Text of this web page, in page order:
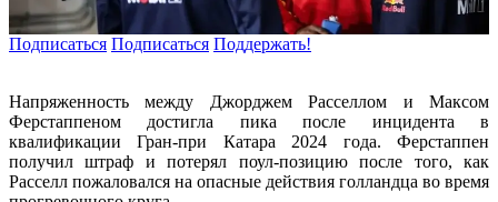
Подписаться Подписаться Поддержать!
Напряженность между Джорджем Расселлом и Максом
Ферстаппеном достигла пика после инцидента в
квалификации Гран-при Катара 2024 года. Ферстаппен
получил штраф и потерял поул-позицию после того, как
Расселл пожаловался на опасные действия голландца во время